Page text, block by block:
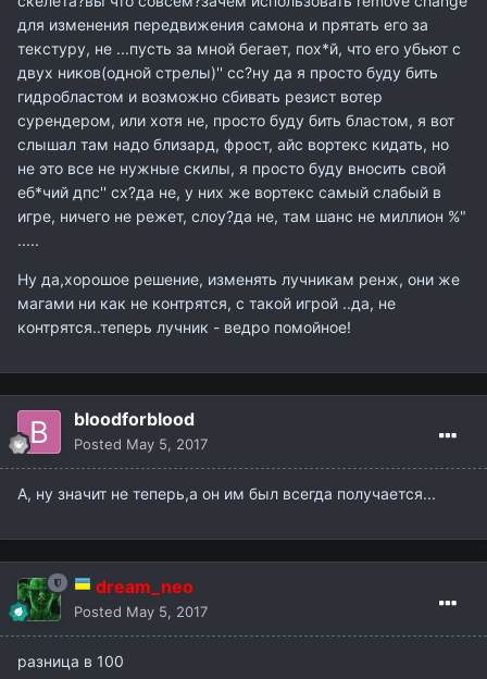
для изменения передвижения самона и прятать его за
текстуру, не ...пусть за мной бегает, пох*й, что его убьют с
двух ников(одной стрелы)'' сс?ну да я просто буду бить
гидробластом и возможно сбивать резист вотер
сурендером, или хотя не, просто буду бить бластом, я вот
слышал там надо близард, фрост, айс вортекс кидать, но
не это все не нужные скилы, я просто буду вносить свой
еб*чий дпс'' сх?да не, у них же вортекс самый слабый в
игре, ничего не режет, слоу?да не, там шанс не миллион %"
.....
Ну да,хорошое решение, изменять лучникам ренж, они же
магами ни как не контрятся, с такой игрой ..да, не
контрятся..теперь лучник - ведро помойное!
bloodforblood
Posted May 5, 2017
А, ну значит не теперь,а он им был всегда получается...
dream_neo
Posted May 5, 2017
разница в 100